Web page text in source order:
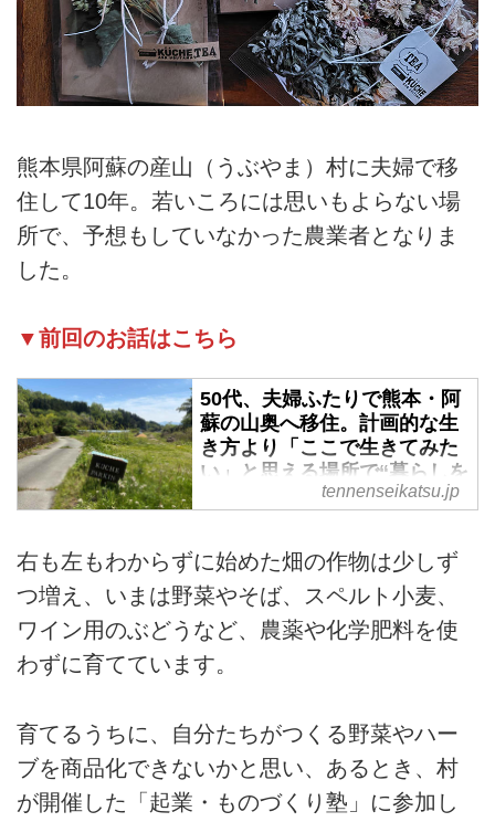
熊本県阿蘇の産山（うぶやま）村に夫婦で移
住して10年。若いころには思いもよらない場
所で、予想もしていなかった農業者となりま
した。
▼前回のお話はこちら
50代、夫婦ふたりで熊本・阿
蘇の山奥へ移住。計画的な生
き方より「ここで生きてみた
い」と思える場所で“暮らしを
手づくり”してみる／asoうぶ
熊本県・阿蘇の山奥で平日は畑仕
事、週末は夫と小さなレストラン
を営んでいる折居多恵さん。もと
もと雑貨クリエイターとして東京
で店を経営しており、仕事も暮ら
るタイプ。田舎暮らしをしたかっ
たわけではないといいます。計画
や常識より“面白さ”を優先した結
果、思いもよらなかった場所で、
tennenseikatsu.jp
右も左もわからずに始めた畑の作物は少しず
つ増え、いまは野菜やそば、スペルト小麦、
ワイン用のぶどうなど、農薬や化学肥料を使
わずに育てています。
育てるうちに、自分たちがつくる野菜やハー
ブを商品化できないかと思い、あるとき、村
が開催した「起業・ものづくり塾」に参加し